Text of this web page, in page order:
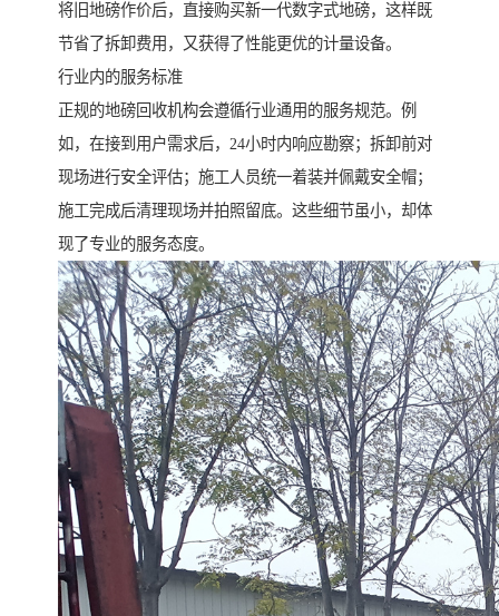
将旧地磅作价后，直接购买新一代数字式地磅，这样既
节省了拆卸费用，又获得了性能更优的计量设备。
行业内的服务标准
正规的地磅回收机构会遵循行业通用的服务规范。例
如，在接到用户需求后，24小时内响应勘察；拆卸前对
现场进行安全评估；施工人员统一着装并佩戴安全帽；
施工完成后清理现场并拍照留底。这些细节虽小，却体
现了专业的服务态度。